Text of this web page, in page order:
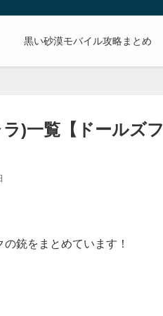
黒い砂漠モバイル攻略まとめ
)一覧【ドールズフ
銃をまとめています！